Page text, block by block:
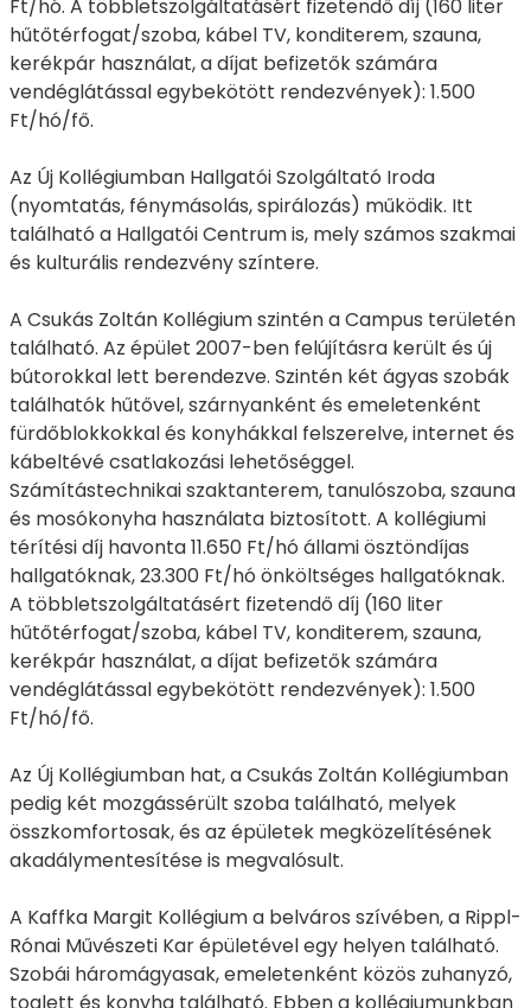
Ft/hó. A többletszolgáltatásért fizetendő díj (160 liter
hűtőtérfogat/szoba, kábel TV, konditerem, szauna,
kerékpár használat, a díjat befizetők számára
vendéglátással egybekötött rendezvények): 1.500
Ft/hó/fő.
Az Új Kollégiumban Hallgatói Szolgáltató Iroda
(nyomtatás, fénymásolás, spirálozás) működik. Itt
található a Hallgatói Centrum is, mely számos szakmai
és kulturális rendezvény színtere.
A Csukás Zoltán Kollégium szintén a Campus területén
található. Az épület 2007-ben felújításra került és új
bútorokkal lett berendezve. Szintén két ágyas szobák
találhatók hűtővel, szárnyanként és emeletenként
fürdőblokkokkal és konyhákkal felszerelve, internet és
kábeltévé csatlakozási lehetőséggel.
Számítástechnikai szaktanterem, tanulószoba, szauna
és mosókonyha használata biztosított. A kollégiumi
térítési díj havonta 11.650 Ft/hó állami ösztöndíjas
hallgatóknak, 23.300 Ft/hó önköltséges hallgatóknak.
A többletszolgáltatásért fizetendő díj (160 liter
hűtőtérfogat/szoba, kábel TV, konditerem, szauna,
kerékpár használat, a díjat befizetők számára
vendéglátással egybekötött rendezvények): 1.500
Ft/hó/fő.
Az Új Kollégiumban hat, a Csukás Zoltán Kollégiumban
pedig két mozgássérült szoba található, melyek
összkomfortosak, és az épületek megközelítésének
akadálymentesítése is megvalósult.
A Kaffka Margit Kollégium a belváros szívében, a Rippl-
Rónai Művészeti Kar épületével egy helyen található.
Szobái háromágyasak, emeletenként közös zuhanyzó,